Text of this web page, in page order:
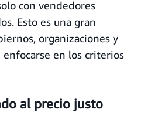
con vendedores
Esto es una gran
organizaciones y
en los criterios
al precio justo